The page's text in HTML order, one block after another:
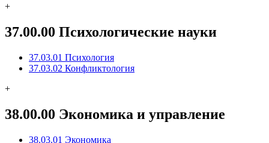
+
37.00.00 Психологические науки
37.03.01 Психология
37.03.02 Конфликтология
+
38.00.00 Экономика и управление
38.03.01 Экономика